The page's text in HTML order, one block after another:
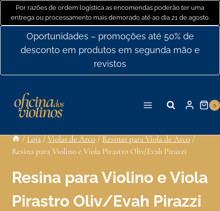
para
conteúdo
Por razões de ordem logística as encomendas poderão ter uma
entrega ou processamento mais demorado até ao dia 21 de agosto.
Oportunidades – promoções até 50% de
desconto em produtos em segunda mão e
revistos
0
/ Loja /Violas de Arco / Resinas para Viola de Arco /
Resina para Violino e Viola Pirastro Oliv/Evah Pirazzi
Resina para Violino e Viola
Pirastro Oliv/Evah Pirazzi